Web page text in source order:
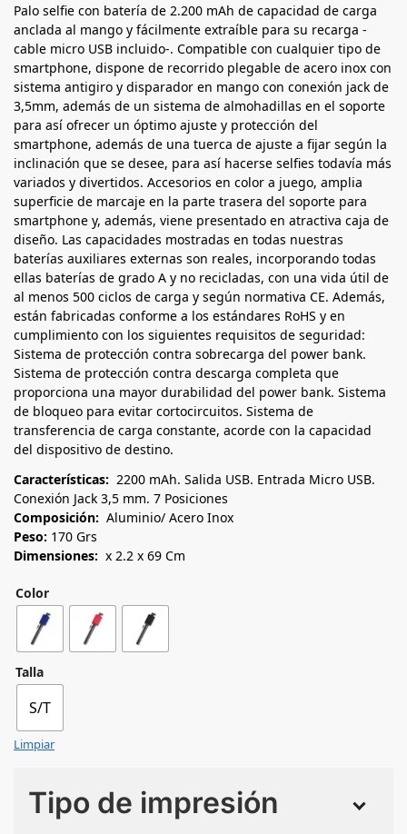
Palo selfie con batería de 2.200 mAh de capacidad de carga
anclada al mango y fácilmente extraíble para su recarga -
cable micro USB incluido-. Compatible con cualquier tipo de
smartphone, dispone de recorrido plegable de acero inox con
sistema antigiro y disparador en mango con conexión jack de
3,5mm, además de un sistema de almohadillas en el soporte
para así ofrecer un óptimo ajuste y protección del
smartphone, además de una tuerca de ajuste a fijar según la
inclinación que se desee, para así hacerse selfies todavía más
variados y divertidos. Accesorios en color a juego, amplia
superficie de marcaje en la parte trasera del soporte para
smartphone y, además, viene presentado en atractiva caja de
diseño. Las capacidades mostradas en todas nuestras
baterías auxiliares externas son reales, incorporando todas
ellas baterías de grado A y no recicladas, con una vida útil de
al menos 500 ciclos de carga y según normativa CE. Además,
están fabricadas conforme a los estándares RoHS y en
cumplimiento con los siguientes requisitos de seguridad:
Sistema de protección contra sobrecarga del power bank.
Sistema de protección contra descarga completa que
proporciona una mayor durabilidad del power bank. Sistema
de bloqueo para evitar cortocircuitos. Sistema de
transferencia de carga constante, acorde con la capacidad
del dispositivo de destino.
Características: 2200 mAh. Salida USB. Entrada Micro USB.
Conexión Jack 3,5 mm. 7 Posiciones
Composición: Aluminio/ Acero Inox
Peso: 170 Grs
Dimensiones: x 2.2 x 69 Cm
Color
Talla
S/T
Limpiar
Tipo de impresión